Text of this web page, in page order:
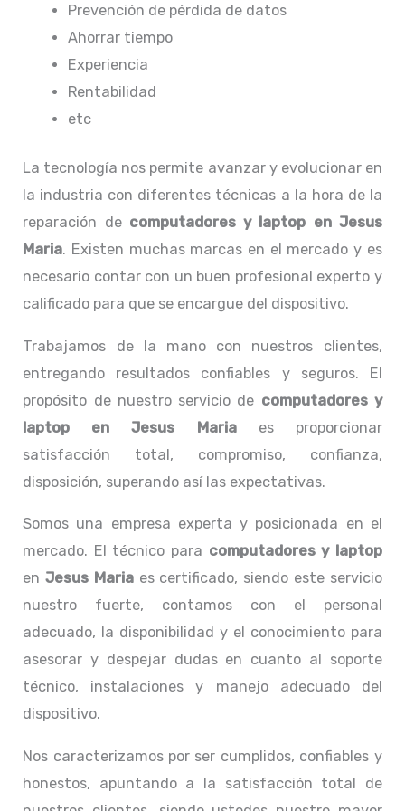
Prevención de pérdida de datos
Ahorrar tiempo
Experiencia
Rentabilidad
etc
La tecnología nos permite avanzar y evolucionar en
la industria con diferentes técnicas a la hora de la
reparación de computadores y laptop en Jesus
Maria. Existen muchas marcas en el mercado y es
necesario contar con un buen profesional experto y
calificado para que se encargue del dispositivo.
Trabajamos de la mano con nuestros clientes,
entregando resultados confiables y seguros. El
propósito de nuestro servicio de computadores y
laptop en Jesus Mariaes proporcionar
satisfacción total, compromiso, confianza,
disposición, superando así las expectativas.
Somos una empresa experta y posicionada en el
mercado. El técnico para computadores y laptop
enJesus Mariaes certificado, siendo este servicio
nuestro fuerte, contamos con el personal
adecuado, la disponibilidad y el conocimiento para
asesorar y despejar dudas en cuanto al soporte
técnico, instalaciones y manejo adecuado del
dispositivo.
Nos caracterizamos por ser cumplidos, confiables y
honestos, apuntando a la satisfacción total de